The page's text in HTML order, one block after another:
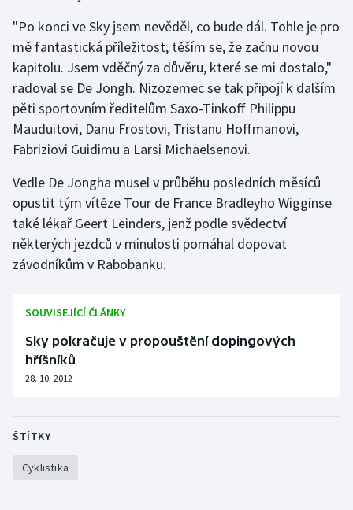
Motorsport
Olympijské hry
Parasport
Plavání
Plážový volejbal
Ragby
Rychlobruslení
Rychlostní kanoistika
Short track
Sportovní střelba
"Po konci ve Sky jsem nevěděl, co bude dál. Tohle je pro
mě fantastická příležitost, těším se, že začnu novou
kapitolu. Jsem vděčný za důvěru, které se mi dostalo,"
radoval se De Jongh. Nizozemec se tak připojí k dalším
pěti sportovním ředitelům Saxo-Tinkoff Philippu
Mauduitovi, Danu Frostovi, Tristanu Hoffmanovi,
Fabriziovi Guidimu a Larsi Michaelsenovi.
Vedle De Jongha musel v průběhu posledních měsíců
opustit tým vítěze Tour de France Bradleyho Wigginse
také lékař Geert Leinders, jenž podle svědectví
některých jezdců v minulosti pomáhal dopovat
závodníkům v Rabobanku.
SOUVISEJÍCÍ ČLÁNKY
Sky pokračuje v propouštění dopingových
hříšníků
28. 10. 2012
ŠTÍTKY
Cyklistika